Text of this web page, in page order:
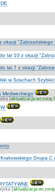
okazji "Zabrzańskiego
lat 10 z okazji
lat 7 z okazji
w Szachach
Medweckiego
[aktualizacja:wczoraj
Grupa C
[